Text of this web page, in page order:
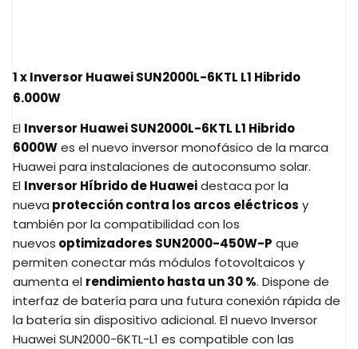
1 x Inversor Huawei SUN2000L-6KTL L1 Hibrido
6.000W
El Inversor Huawei SUN2000L-6KTL L1 Hibrido
6000Wes el nuevo inversor monofásico de la marca
Huawei para instalaciones de autoconsumo solar.
El Inversor Híbrido de Huaweidestaca por la
nueva protección contra los arcos eléctricos y
también por la compatibilidad con los
nuevos optimizadores SUN2000-450W-P que
permiten conectar más módulos fotovoltaicos y
aumenta el rendimiento hasta un 30 %. Dispone de
interfaz de batería para una futura conexión rápida de
la batería sin dispositivo adicional. El nuevo Inversor
Huawei SUN2000-6KTL-L1 es compatible con las